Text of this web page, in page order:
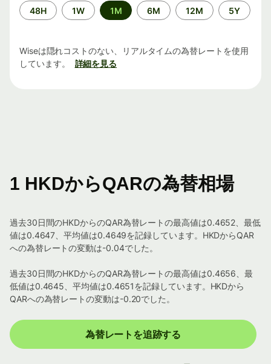
期
間
48H 1W 1M 6M 12M 5Y
Wiseは隠れコストのない、リアルタイムの為替レートを使用
しています。
詳細を見る
1 HKDからQARの為替相場
過去30日間のHKDからのQAR為替レートの最高値は0.4652、最低
値は0.4647、平均値は0.4649を記録しています。HKDからQAR
への為替レートの変動は-0.04でした。
過去30日間のHKDからのQAR為替レートの最高値は0.4656、最
低値は0.4645、平均値は0.4651を記録しています。HKDから
QARへの為替レートの変動は-0.20でした。
為替レートを追跡する